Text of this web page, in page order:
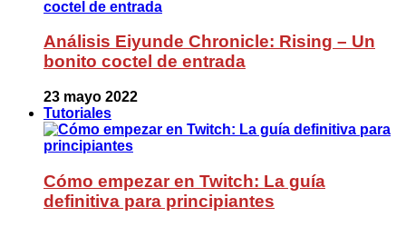
Análisis Eiyunde Chronicle: Rising – Un
bonito coctel de entrada
23 mayo 2022
Tutoriales
Cómo empezar en Twitch: La guía
definitiva para principiantes